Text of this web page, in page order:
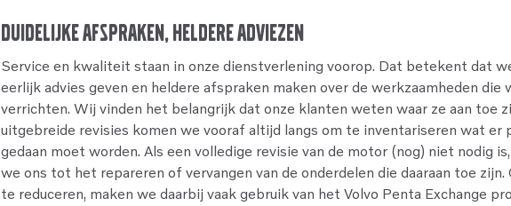
Duidelijke afspraken, heldere adviezen
Service en kwaliteit staan in onze dienstverlening voorop. Dat betekent dat
eerlijk advies geven en heldere afspraken maken over de werkzaamheden die
verrichten. Wij vinden het belangrijk dat onze klanten weten waar ze aan toe
uitgebreide revisies komen we vooraf altijd langs om te inventariseren wat er
gedaan moet worden. Als een volledige revisie van de motor (nog) niet nodig
we ons tot het repareren of vervangen van de onderdelen die daaraan toe zijn.
te reduceren, maken we daarbij vaak gebruik van het Volvo Penta Exchange